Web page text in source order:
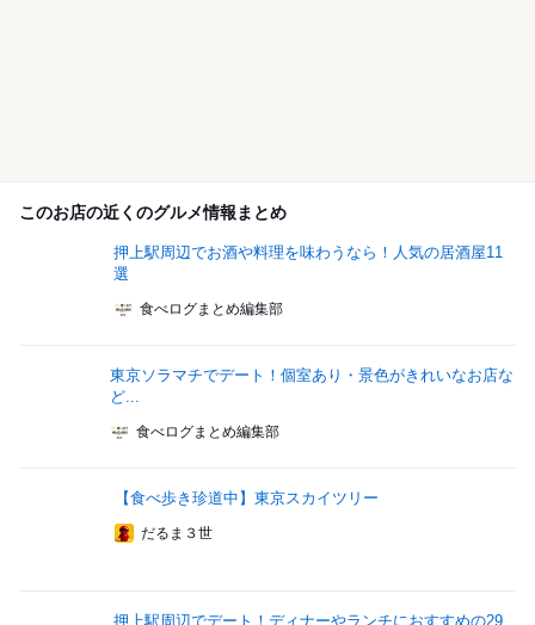
このお店の近くのグルメ情報まとめ
押上駅周辺でお酒や料理を味わうなら！人気の居酒屋11
選
食べログまとめ編集部
東京ソラマチでデート！個室あり・景色がきれいなお店な
ど...
食べログまとめ編集部
【食べ歩き珍道中】東京スカイツリー
だるま３世
押上駅周辺でデート！ディナーやランチにおすすめの29